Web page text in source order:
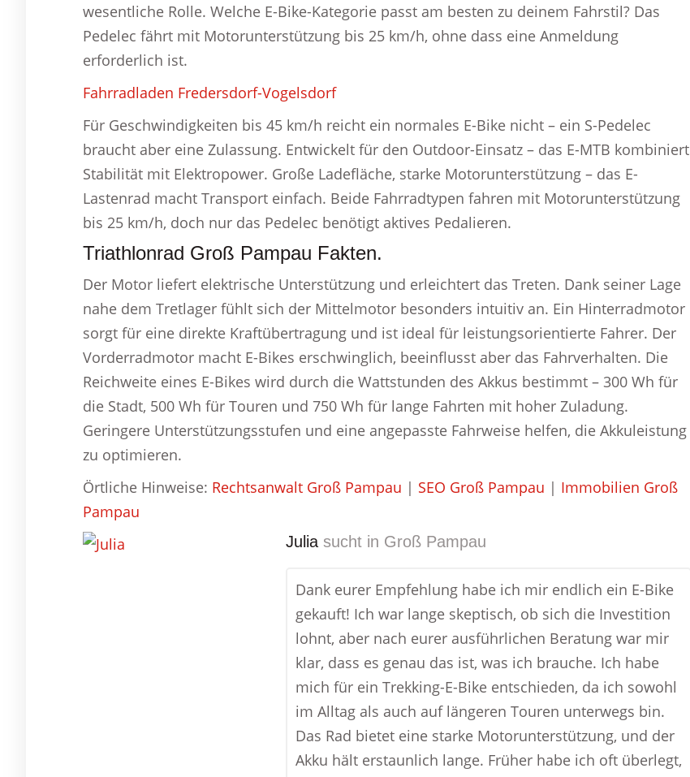
wesentliche Rolle. Welche E-Bike-Kategorie passt am besten zu deinem Fahrstil? Das
Pedelec fährt mit Motorunterstützung bis 25 km/h, ohne dass eine Anmeldung
erforderlich ist.
Fahrradladen Fredersdorf-Vogelsdorf
Für Geschwindigkeiten bis 45 km/h reicht ein normales E-Bike nicht – ein S-Pedelec
braucht aber eine Zulassung. Entwickelt für den Outdoor-Einsatz – das E-MTB kombiniert
Stabilität mit Elektropower. Große Ladefläche, starke Motorunterstützung – das E-
Lastenrad macht Transport einfach. Beide Fahrradtypen fahren mit Motorunterstützung
bis 25 km/h, doch nur das Pedelec benötigt aktives Pedalieren.
Triathlonrad Groß Pampau Fakten.
Der Motor liefert elektrische Unterstützung und erleichtert das Treten. Dank seiner Lage
nahe dem Tretlager fühlt sich der Mittelmotor besonders intuitiv an. Ein Hinterradmotor
sorgt für eine direkte Kraftübertragung und ist ideal für leistungsorientierte Fahrer. Der
Vorderradmotor macht E-Bikes erschwinglich, beeinflusst aber das Fahrverhalten. Die
Reichweite eines E-Bikes wird durch die Wattstunden des Akkus bestimmt – 300 Wh für
die Stadt, 500 Wh für Touren und 750 Wh für lange Fahrten mit hoher Zuladung.
Geringere Unterstützungsstufen und eine angepasste Fahrweise helfen, die Akkuleistung
zu optimieren.
Örtliche Hinweise: Rechtsanwalt Groß Pampau | SEO Groß Pampau | Immobilien Groß
Pampau
Julia sucht in Groß Pampau
Dank eurer Empfehlung habe ich mir endlich ein E-Bike
gekauft! Ich war lange skeptisch, ob sich die Investition
lohnt, aber nach eurer ausführlichen Beratung war mir
klar, dass es genau das ist, was ich brauche. Ich habe
mich für ein Trekking-E-Bike entschieden, da ich sowohl
im Alltag als auch auf längeren Touren unterwegs bin.
Das Rad bietet eine starke Motorunterstützung, und der
Akku hält erstaunlich lange. Früher habe ich oft überlegt,